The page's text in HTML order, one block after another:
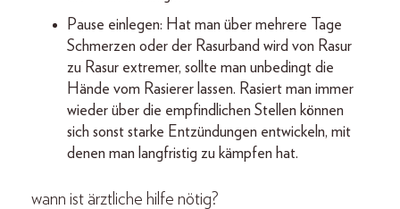
Pause einlegen: Hat man über mehrere Tage
Schmerzen oder der Rasurband wird von Rasur
zu Rasur extremer, sollte man unbedingt die
Hände vom Rasierer lassen. Rasiert man immer
wieder über die empfindlichen Stellen können
sich sonst starke Entzündungen entwickeln, mit
denen man langfristig zu kämpfen hat.
wann ist ärztliche hilfe nötig?